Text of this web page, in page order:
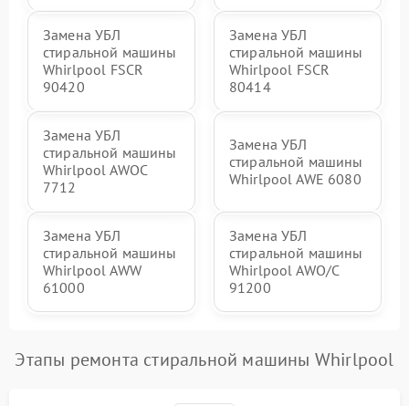
Замена УБЛ
стиральной машины
Whirlpool FSCR
90420
Замена УБЛ
стиральной машины
Whirlpool FSCR
80414
Замена УБЛ
стиральной машины
Whirlpool AWOC
7712
Замена УБЛ
стиральной машины
Whirlpool AWE 6080
Замена УБЛ
стиральной машины
Whirlpool AWW
61000
Замена УБЛ
стиральной машины
Whirlpool AWO/C
91200
Этапы ремонта стиральной машины Whirlpool